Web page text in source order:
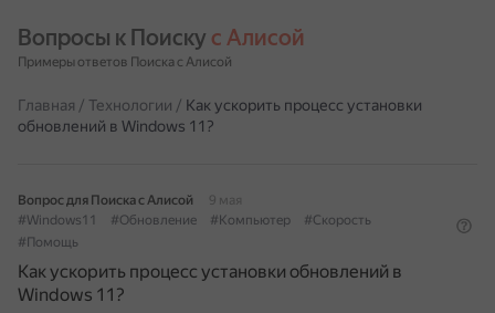
Вопросы к Поиску с Алисой
Примеры ответов Поиска с Алисой
Главная / Технологии / Как ускорить процесс установки
обновлений в Windows 11?
Вопрос для Поиска с Алисой
9 мая
#Windows11
#Обновление #Компьютер
#Скорость
#Помощь
Как ускорить процесс установки обновлений в
Windows 11?